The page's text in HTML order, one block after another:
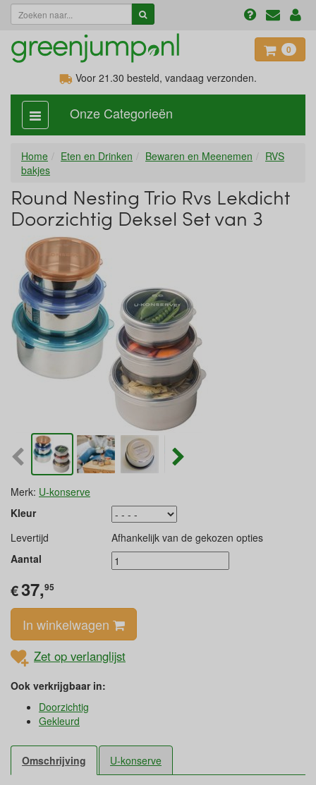
0
Voor 21.30 besteld, vandaag verzonden.
categorie
aan,
Onze Categorieën
Home Eten en Drinken Bewaren en Meenemen
RVS
bakjes
Round Nesting Trio Rvs Lekdicht
Doorzichtig Deksel Set van 3
Merk: U-konserve
Kleur
Levertijd
Afhankelijk van de gekozen opties
Aantal
€37,95
In winkelwagen
Zet op verlanglijst
Ook verkrijgbaar in:
Doorzichtig
Gekleurd
Omschrijving U-konserve